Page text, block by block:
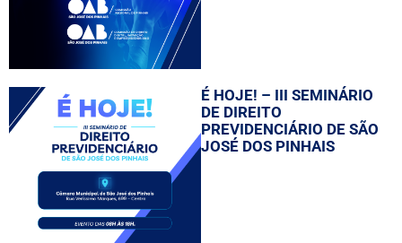
É HOJE! – III SEMINÁRIO
DE DIREITO
PREVIDENCIÁRIO DE SÃO
JOSÉ DOS PINHAIS